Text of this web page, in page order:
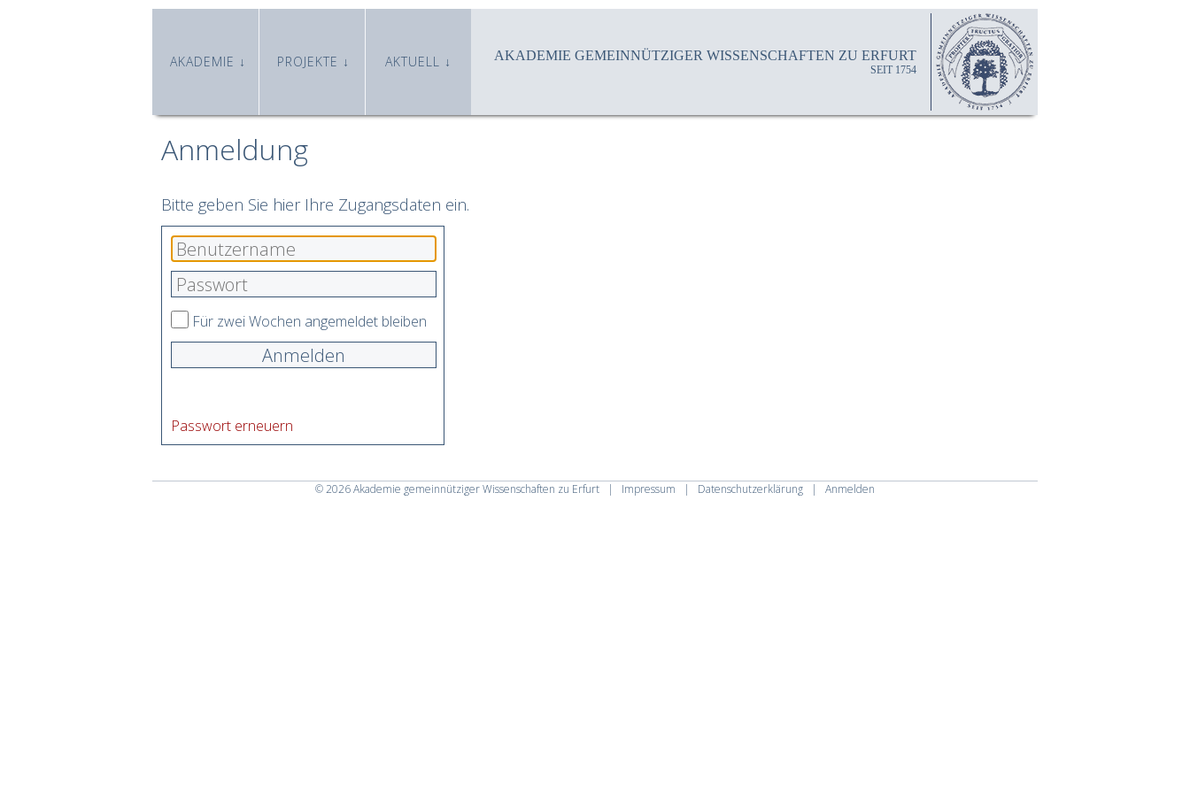
AKADEMIE PROJEKTE AKTUELL AKADEMIE GEMEINNÜTZIGER WISSENSCHAFTEN ZU ERFURT
SEIT 1754
Anmeldung
Bitte geben Sie hier Ihre Zugangsdaten ein.
Für zwei Wochen angemeldet bleiben
Anmelden
Passwort erneuern
© 2026Akademie gemeinnütziger Wissenschaften zu Erfurt | Impressum | Datenschutzerklärung | Anmelden